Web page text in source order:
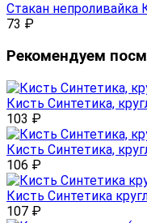
Стакан непроливайка
73 ₽
Рекомендуем
Кисть Синтетика,
103 ₽
Кисть Синтетика,
106 ₽
Кисть Синтетика
107 ₽